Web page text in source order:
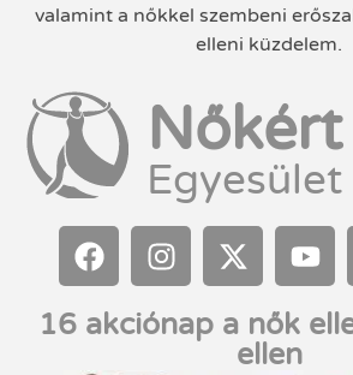
valamint a nőkkel szembeni
elleni küzdelem.
Nőkért
Egyesület
16 akciónap a nők
ellen